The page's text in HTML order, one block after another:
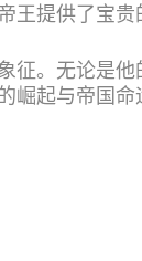
王提供了宝贵
征。无论是
崛起与帝国